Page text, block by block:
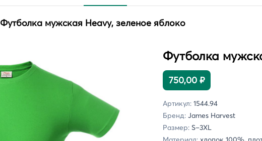
Футболка мужская Heavy, зеленое яблоко
Футболка
750,00 ₽
Артикул: 1544.94
Бренд: James Harvest
Размер: S–3XL